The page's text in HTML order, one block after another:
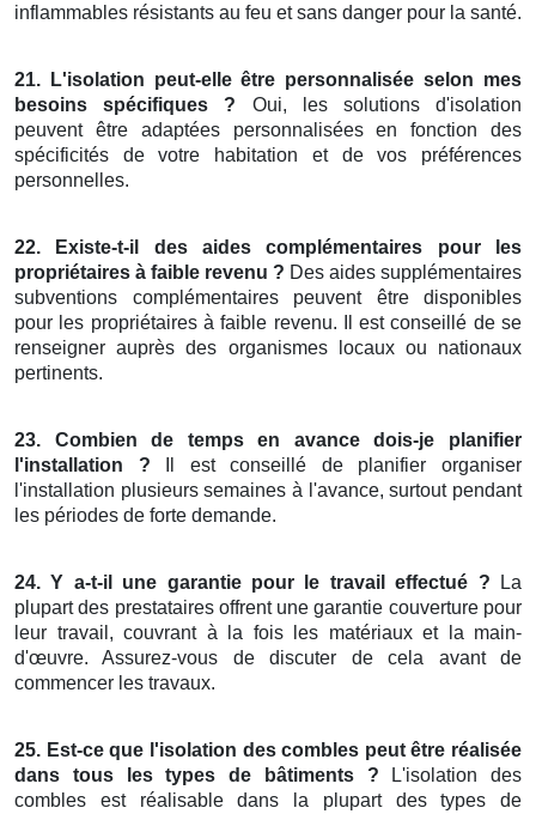
inflammables résistants au feu et sans danger pour la santé.
21. L'isolation peut-elle être personnalisée selon mes
besoins spécifiques ? Oui, les solutions d'isolation
peuvent être adaptées personnalisées en fonction des
spécificités de votre habitation et de vos préférences
personnelles.
22. Existe-t-il des aides complémentaires pour les
propriétaires à faible revenu ? Des aides supplémentaires
subventions complémentaires peuvent être disponibles
pour les propriétaires à faible revenu. Il est conseillé de se
renseigner auprès des organismes locaux ou nationaux
pertinents.
23. Combien de temps en avance dois-je planifier
l'installation ? Il est conseillé de planifier organiser
l'installation plusieurs semaines à l'avance, surtout pendant
les périodes de forte demande.
24. Y a-t-il une garantie pour le travail effectué ? La
plupart des prestataires offrent une garantie couverture pour
leur travail, couvrant à la fois les matériaux et la main-
d'œuvre. Assurez-vous de discuter de cela avant de
commencer les travaux.
25. Est-ce que l'isolation des combles peut être réalisée
dans tous les types de bâtiments ? L'isolation des
combles est réalisable dans la plupart des types de